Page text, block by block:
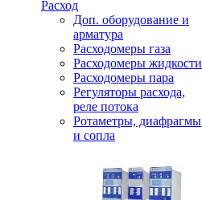
Расход
Доп. оборудование и
арматура
Расходомеры газа
Расходомеры жидкости
Расходомеры пара
Регуляторы расхода,
реле потока
Ротаметры, диафрагмы
и сопла